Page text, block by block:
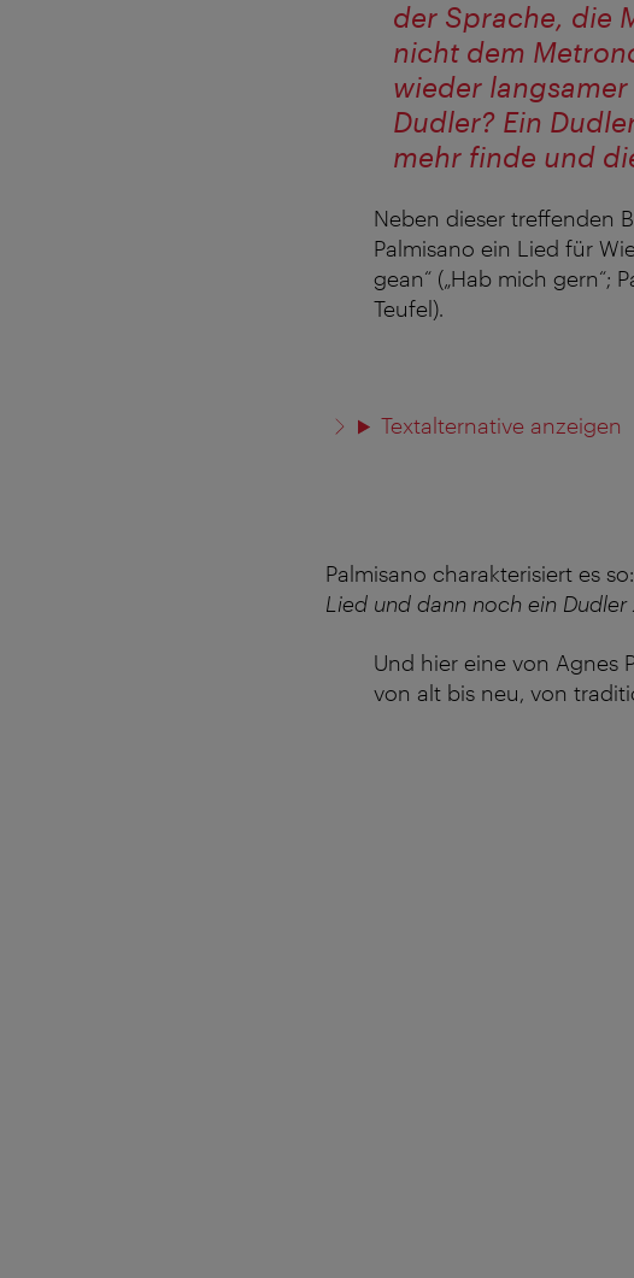
der Sprache, die
nicht dem
wieder
Dudler? Ein
mehr finde und
Neben dieser treffenden
Palmisano ein Lied für
gean“ („Hab mich gern“;
Teufel).
Textalternative anzeigen
Palmisano charakterisiert es so:
Lied und dann noch ein Dudler
Und hier eine von Agnes
von alt bis neu, von